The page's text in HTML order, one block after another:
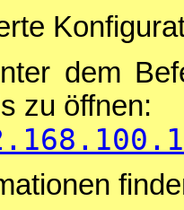
dem
zu öffnen: